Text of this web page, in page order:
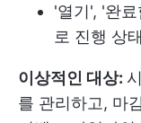
'열기', '완
로 진행 상
이상적인 대상:
를 관리하고, 마